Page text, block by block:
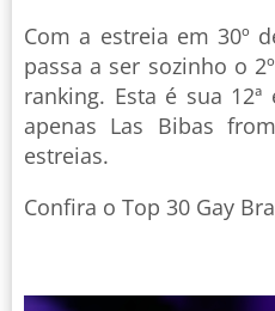
Com a estreia em 30º
passa a ser sozinho o
ranking. Esta é sua
apenas Las Bibas
estreias.
Confira o Top 30 Gay